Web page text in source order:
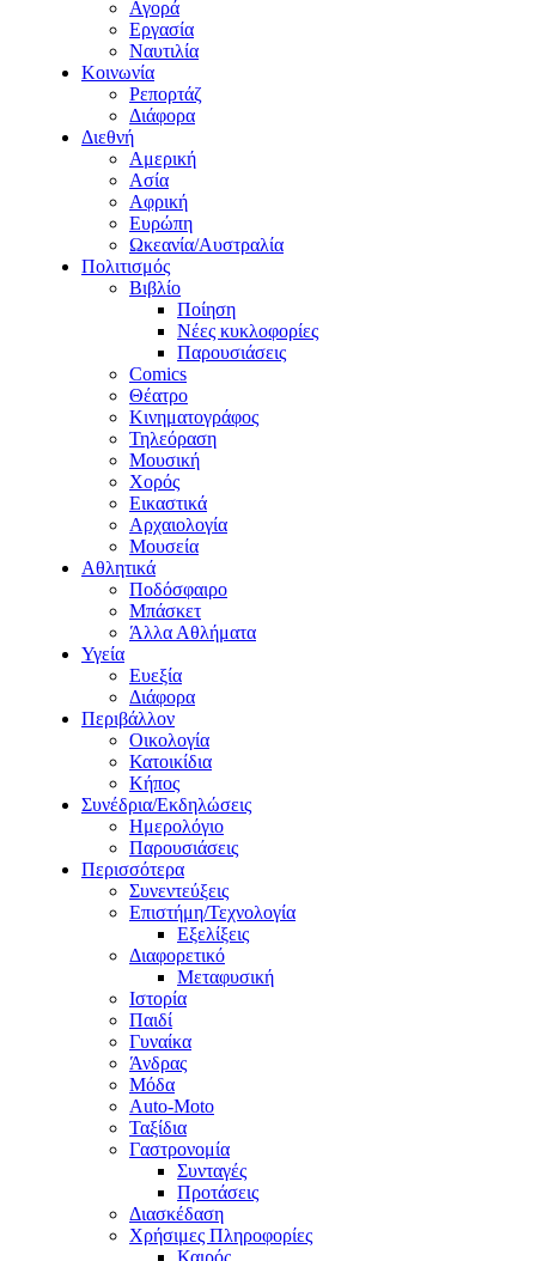
Αγορά
Εργασία
Ναυτιλία
Κοινωνία
Ρεπορτάζ
Διάφορα
Διεθνή
Αμερική
Ασία
Αφρική
Ευρώπη
Ωκεανία/Αυστραλία
Πολιτισμός
Βιβλίο
Ποίηση
Νέες κυκλοφορίες
Παρουσιάσεις
Comics
Θέατρο
Κινηματογράφος
Τηλεόραση
Μουσική
Χορός
Εικαστικά
Αρχαιολογία
Μουσεία
Αθλητικά
Ποδόσφαιρο
Μπάσκετ
Άλλα Αθλήματα
Υγεία
Ευεξία
Διάφορα
Περιβάλλον
Οικολογία
Κατοικίδια
Κήπος
Συνέδρια/Εκδηλώσεις
Ημερολόγιο
Παρουσιάσεις
Περισσότερα
Συνεντεύξεις
Επιστήμη/Τεχνολογία
Εξελίξεις
Διαφορετικό
Μεταφυσική
Ιστορία
Παιδί
Γυναίκα
Άνδρας
Μόδα
Auto-Moto
Ταξίδια
Γαστρονομία
Συνταγές
Προτάσεις
Διασκέδαση
Χρήσιμες Πληροφορίες
Καιρός